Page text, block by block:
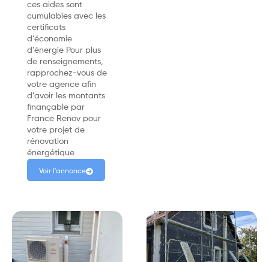
ces aides sont
cumulables avec les
certificats
d’économie
d’énergie Pour plus
de renseignements,
rapprochez-vous de
votre agence afin
d’avoir les montants
finançable par
France Renov pour
votre projet de
rénovation
énergétique
Voir l'annonce